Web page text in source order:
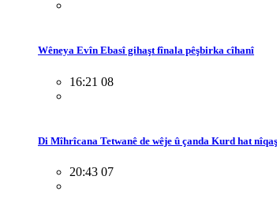
Wêneya Evîn Ebasî gihaşt fînala pêşbirka cîhanî
16:21 08
Di Mîhrîcana Tetwanê de wêje û çanda Kurd hat
20:43 07